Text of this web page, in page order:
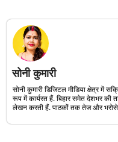
सोनी कुमारी
सोनी कुमारी डिजिटल मीडिया क्षेत्र
रूप में कार्यरत हैं. बिहार समेत देशभर की
लेखन करती हैं. पाठकों तक तेज और